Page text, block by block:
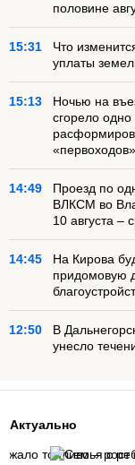
половине
15:31
Что
уплаты
15:13
Ночью на
сгорело одно
«первоходов»
14:49
Проезд по
ВЛКСМ во
10 августа –
14:45
На Кирова
придомовую
12:50
В
унесло
Актуально